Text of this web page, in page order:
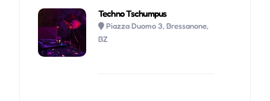
Techno Tschumpus
Piazza Duomo 3, Bressanone,
BZ